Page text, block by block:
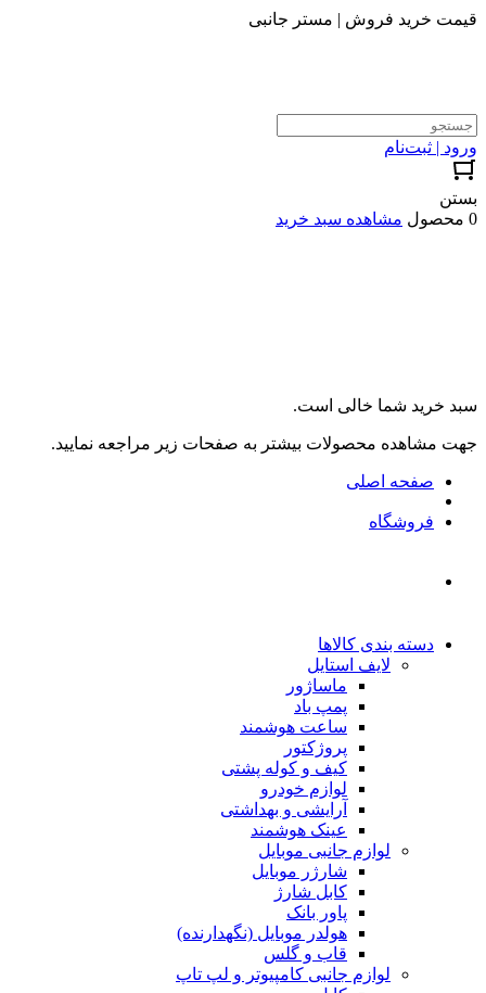
قیمت خرید فروش | مستر جانبی
ورود | ثبت‌نام
بستن
0 محصول
مشاهده سبد خرید
سبد خرید شما خالی است.
جهت مشاهده محصولات بیشتر به صفحات زیر مراجعه نمایید.
صفحه اصلی
فروشگاه
دسته بندی کالاها
لایف استایل
ماساژور
پمپ باد
ساعت هوشمند
پروژکتور
کیف و کوله پشتی
لوازم خودرو
آرایشی و بهداشتی
عینک هوشمند
لوازم جانبی موبایل
شارژر موبایل
کابل شارژ
پاور بانک
هولدر موبایل (نگهدارنده)
قاب و گلس
لوازم جانبی کامپیوتر و لپ تاپ